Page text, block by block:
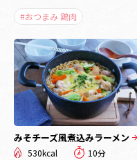
#おつまみ 鶏肉
みそチーズ風煮込みラーメン
530kcal
10分